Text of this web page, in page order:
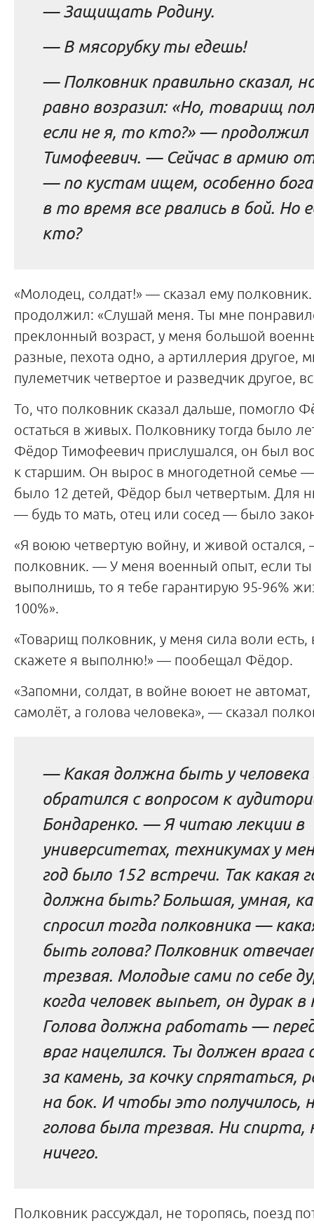
— Защищать Родину.
— В мясорубку ты едешь!
— Полковник правильно сказал,
равно возразил: «Но, товарищ
если не я, то кто?» — продолжил
Тимофеевич. — Сейчас в армию
— по кустам ищем, особенно
в то время все рвались в бой. Но
кто?
«Молодец, солдат!» — сказал ему
продолжил: «Слушай меня. Ты мне
преклонный возраст, у меня большой
разные, пехота одно, а артиллерия другое,
пулеметчик четвертое и разведчик другое,
То, что полковник сказал дальше, помогло
остаться в живых. Полковнику тогда было
Фёдор Тимофеевич прислушался, он был
к старшим. Он вырос в многодетной семье
было 12 детей, Фёдор был четвертым. Для
— будь то мать, отец или сосед — было
«Я воюю четвертую войну, и живой
полковник. — У меня военный опыт, если
выполнишь, то я тебе гарантирую 95-96%
100%».
«Товарищ полковник, у меня сила воли есть,
скажете я выполню!» — пообещал Фёдор.
«Запомни, солдат, в войне воюет не автомат,
самолёт, а голова человека», — сказал
— Какая должна быть у человека
обратился с вопросом к
Бондаренко. — Я читаю лекции в
университетах, техникумах у
год было 152 встречи. Так какая
должна быть? Большая, умная,
спросил тогда полковника —
быть голова? Полковник
трезвая. Молодые сами по себе
когда человек выпьет, он дурак
Голова должна работать —
враг нацелился. Ты должен
за камень, за кочку спрятаться,
на бок. И чтобы это получилось,
голова была трезвая. Ни спирта,
ничего.
Полковник рассуждал, не торопясь, поезд